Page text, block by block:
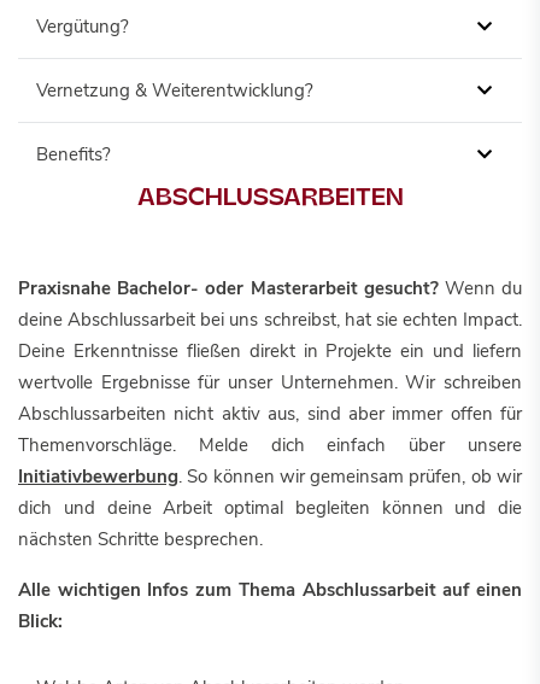
Vergütung?
Vernetzung & Weiterentwicklung?
Benefits?
ABSCHLUSSARBEITEN
Praxisnahe Bachelor- oder Masterarbeit gesucht?Wenn du
deine Abschlussarbeit bei uns schreibst, hat sie echten Impact.
Deine Erkenntnisse fließen direkt in Projekte ein und liefern
wertvolle Ergebnisse für unser Unternehmen. Wir schreiben
Abschlussarbeiten nicht aktiv aus, sind aber immer offen für
Themenvorschläge. Melde dich einfach über unsere
Initiativbewerbung. So können wir gemeinsam prüfen, ob wir
dich und deine Arbeit optimal begleiten können und die
nächsten Schritte besprechen.
Alle wichtigen Infos zum Thema Abschlussarbeit auf einen
Blick: